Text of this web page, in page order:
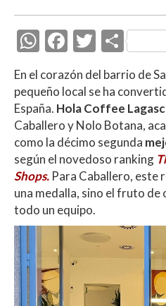
W
at
s
A
p
p
F
ac
e
b
o
o
k
T
w
itt
er
C
o
m
p
ar
ti
r
En el corazón del barrio de
pequeño local se ha
España. Hola Coffee
Caballero y Nolo Botana,
como la décimo segunda
según el novedoso ranking
Shops. Para Caballero, este
una medalla, sino el fruto de
todo un equipo.